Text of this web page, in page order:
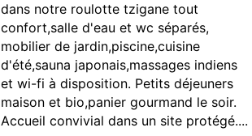
dans notre roulotte tzigane tout
confort,salle d'eau et wc séparés,
mobilier de jardin,piscine,cuisine
d'été,sauna japonais,massages indiens
et wi-fi à disposition. Petits déjeuners
maison et bio,panier gourmand le soir.
Accueil convivial dans un site protégé....